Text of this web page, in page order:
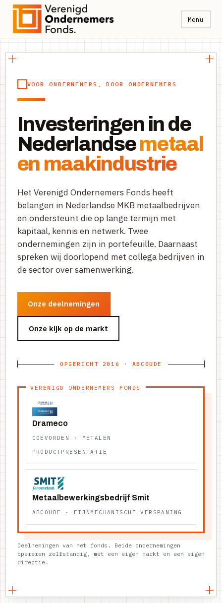
Menu
VOOR ONDERNEMERS, DOOR ONDERNEMERS
Investeringen in de
Nederlandsemetaal
en maakindustrie
Het Verenigd Ondernemers Fonds heeft
belangen in Nederlandse MKB metaalbedrijven
en ondersteunt die op lange termijn met
kapitaal, kennis en netwerk. Twee
ondernemingen zijn in portefeuille. Daarnaast
spreken wij doorlopend met collega bedrijven in
de sector over samenwerking.
Onze deelnemingen
Onze kijk op de markt
OPGERICHT 2016 · ABCOUDE
VERENIGD ONDERNEMERS FONDS
Drameco
COEVORDEN · METALEN
PRODUCTPRESENTATIE
Metaalbewerkingsbedrijf Smit
ABCOUDE · FIJNMECHANISCHE VERSPANING
Deelnemingen van het fonds. Beide ondernemingen
opereren zelfstandig, met een eigen markt en een eigen
directie.